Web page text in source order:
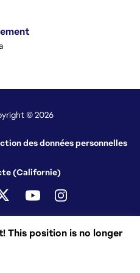
This position is no longer
© 2026
des données personnelles
(Californie)